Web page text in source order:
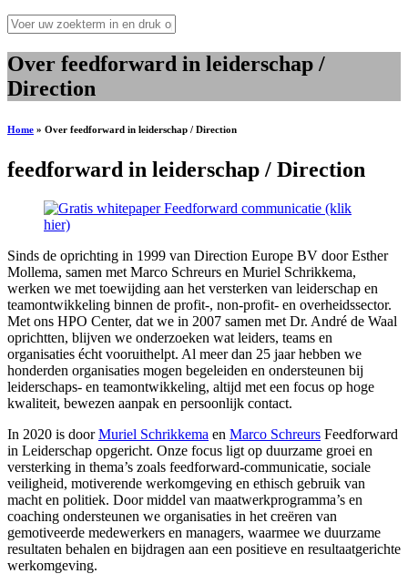
Over feedforward in leiderschap /
Direction
Home » Over feedforward in leiderschap / Direction
feedforward in leiderschap / Direction
Sinds de oprichting in 1999 van Direction Europe BV door Esther
Mollema, samen met Marco Schreurs en Muriel Schrikkema,
werken we met toewijding aan het versterken van leiderschap en
teamontwikkeling binnen de profit-, non-profit- en overheidssector.
Met ons HPO Center, dat we in 2007 samen met Dr. André de Waal
oprichtten, blijven we onderzoeken wat leiders, teams en
organisaties écht vooruithelpt. Al meer dan 25 jaar hebben we
honderden organisaties mogen begeleiden en ondersteunen bij
leiderschaps- en teamontwikkeling, altijd met een focus op hoge
kwaliteit, bewezen aanpak en persoonlijk contact.
In 2020 is doorMuriel Schrikkema en Marco Schreurs Feedforward
in Leiderschap opgericht. Onze focus ligt op duurzame groei en
versterking in thema’s zoals feedforward-communicatie, sociale
veiligheid, motiverende werkomgeving en ethisch gebruik van
macht en politiek. Door middel van maatwerkprogramma’s en
coaching ondersteunen we organisaties in het creëren van
gemotiveerde medewerkers en managers, waarmee we duurzame
resultaten behalen en bijdragen aan een positieve en resultaatgerichte
werkomgeving.